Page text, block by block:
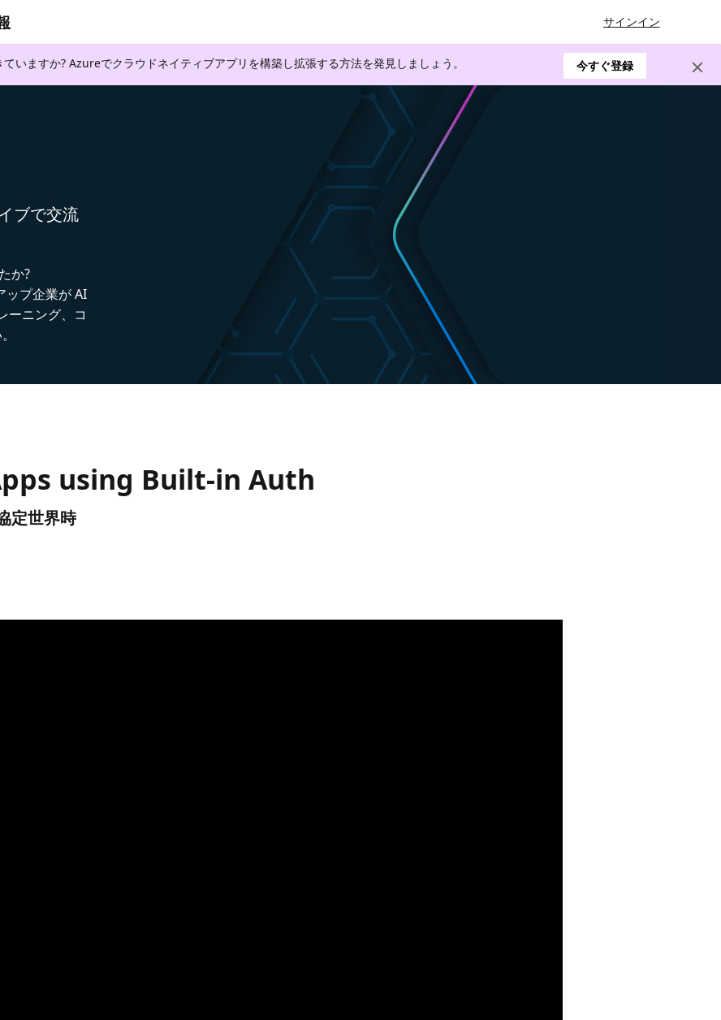
サインイン
いますか? Azureでクラウドネイティブアプリを構築し拡張する方法を発見しましょう。 今すぐ登録
ブで交流
か?
プ企業が AI
ーニング、コ
using Built-in Auth
定世界時